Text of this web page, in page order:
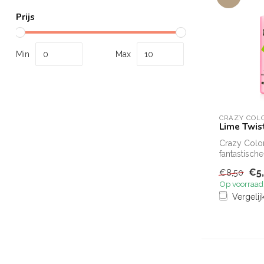
Prijs
Min Max
CRAZY
Lime
Crazy
€8,50
Op voorraad